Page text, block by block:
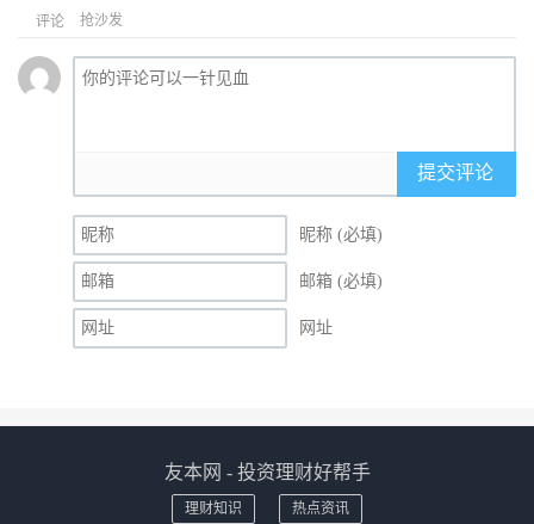
评论 抢沙发
提交评论
昵称 (必填)
邮箱 (必填)
网址
友本网 - 投资理财好帮手
理财知识 热点资讯